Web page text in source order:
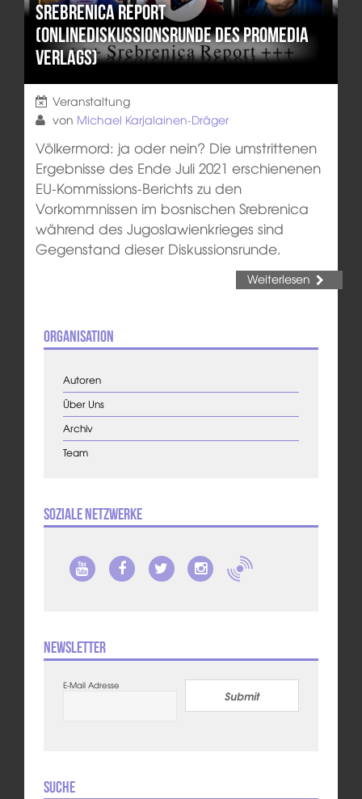
Srebrenica Report
(Onlinediskussionsrunde des Promedia
Verlags)
Veranstaltung
von Michael Karjalainen-Dräger
Völkermord: ja oder nein? Die umstrittenen
Ergebnisse des Ende Juli 2021 erschienenen
EU-Kommissions-Berichts zu den
Vorkommnissen im bosnischen Srebrenica
während des Jugoslawienkrieges sind
Gegenstand dieser Diskussionsrunde.
Weiterlesen
Organisation
Autoren
Über Uns
Archiv
Team
Soziale Netzwerke
Newsletter
E-Mail Adresse
Submit
Suche